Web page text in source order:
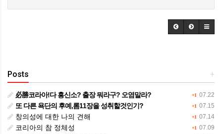
+
Posts
+1 07.22
必勝코라아!다 흥신소? 출장 뭐라구? 오염말라?
+1 07.15
또 다른 욕단의 후예,롬11장을 성취할것인기?
+1 07.14
창의성에 대한 나의 견해
+1 07.09
코리아의 참 정체성